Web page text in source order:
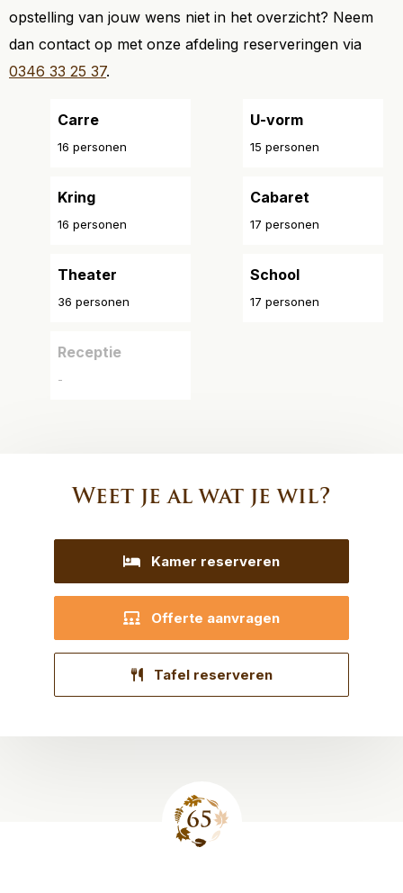
opstelling van jouw wens niet in het overzicht? Neem
dan contact op met onze afdeling reserveringen via
0346 33 25 37.
Carre
16 personen
U-vorm
15 personen
Kring
16 personen
Cabaret
17 personen
Theater
36 personen
School
17 personen
Receptie
-
Weet je al wat je wil?
Kamer reserveren
Offerte aanvragen
Tafel reserveren